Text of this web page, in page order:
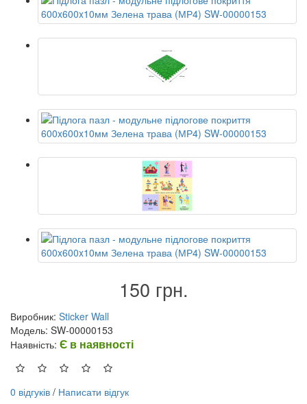
150 грн.
Виробник: Sticker Wall
Модель: SW-00000153
Наявність: Є в наявності
0 відгуків / Написати відгук